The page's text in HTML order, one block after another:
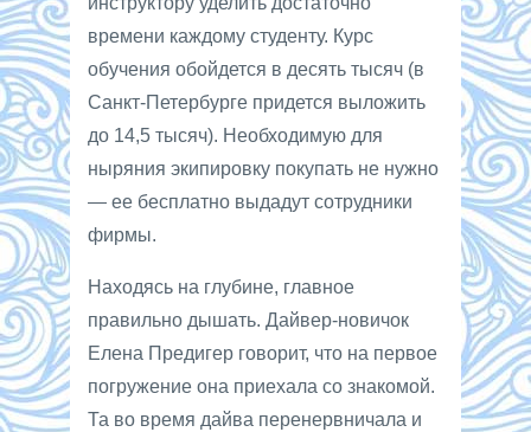
времени каждому студенту. Курс
обучения обойдется в десять тысяч (в
Санкт-Петербурге придется выложить
до 14,5 тысяч). Необходимую для
ныряния экипировку покупать не нужно
— ее бесплатно выдадут сотрудники
фирмы.
Находясь на глубине, главное
правильно дышать. Дайвер-новичок
Елена Предигер говорит, что на первое
погружение она приехала со знакомой.
Та во время дайва перенервничала и